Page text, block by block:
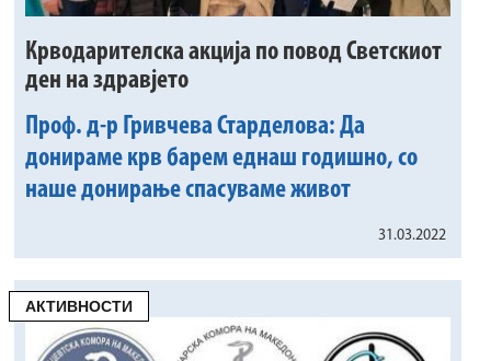
Крводарителска акција по повод Светскиот
ден на здравјето
Проф. д-р Гривчева Старделова: Да
донираме крв барем еднаш годишно, со
наше донирање спасуваме живот
31.03.2022
АКТИВНОСТИ